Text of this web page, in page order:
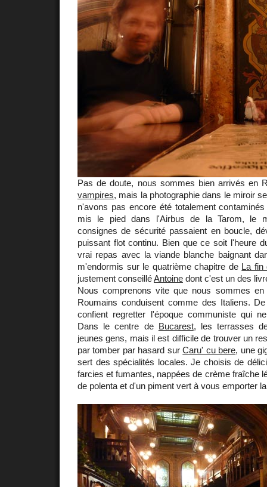
Pas de doute, nous sommes bien arrivés en
vampires, mais la photographie dans le miroir
n'avons pas encore été totalement
mis le pied dans l'Airbus de la Tarom, le
consignes de sécurité passaient en boucle,
puissant flot continu. Bien que ce soit l'heure
vrai repas avec la viande blanche baignant
m'endormis sur le quatrième chapitre de La fin
justement conseilléAntoine dont c'est un des
Nous comprenons vite que nous sommes en
Roumains conduisent comme des Italiens.
confient regretter l'époque communiste qui
Dans le centre de Bucarest, les terrasses
jeunes gens, mais il est difficile de trouver un
par tomber par hasard surCaru' cu bere, une
sert des spécialités locales. Je choisis de
farcies et fumantes, nappées de crème fraîche
de polenta et d'un piment vert à vous emporter